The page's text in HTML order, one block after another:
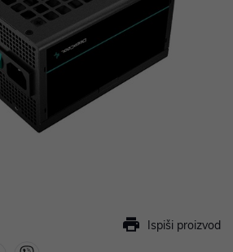
Ispiši proizvod